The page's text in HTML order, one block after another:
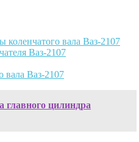
коленчатого вала Ваз-2107
Ваз-2107
вала Ваз-2107
главного цилиндра